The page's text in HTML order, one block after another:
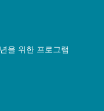
을 위한 프로그램